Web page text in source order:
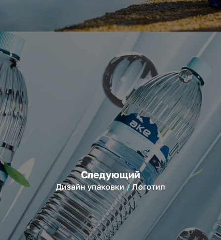
Следующий
Дизайн упаковки Логотип